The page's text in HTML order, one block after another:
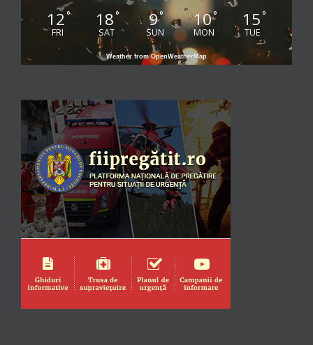
12°
FRI
18°
SAT
9°
SUN
10°
MON
15°
TUE
Weather from OpenWeatherMap